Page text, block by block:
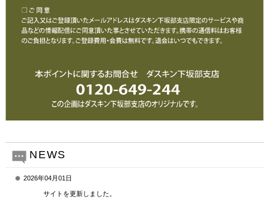
NEWS
2026年04月01日
サイトを更新しました。